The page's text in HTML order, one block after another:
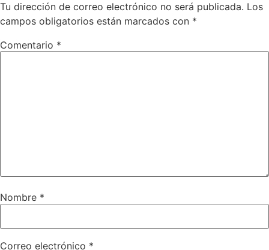
Tu dirección de correo electrónico no será publicada. Los
campos obligatorios están marcados con *
Comentario *
Nombre *
Correo electrónico *